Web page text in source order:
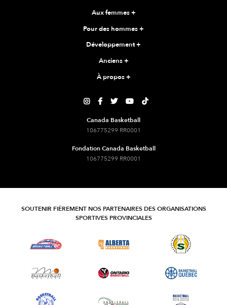
Aux femmes+
Pour des hommes+
Développement+
Anciens+
À propos+
    
Canada Basketball
106775299 RR0001
Fondation Canada Basketball
106775299 RR0001
SOUTENIR FIÈREMENT NOS PARTENAIRES DES ORGANISATIONS
SPORTIVES PROVINCIALES